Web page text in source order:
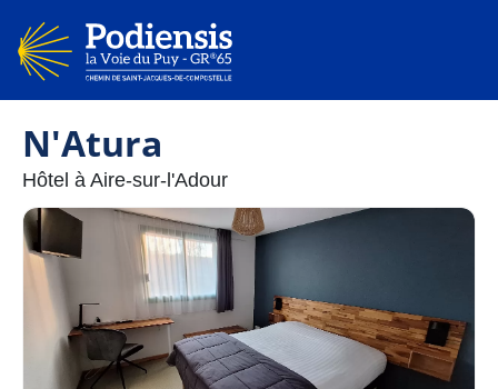
N'Atura
Hôtel à Aire-sur-l'Adour